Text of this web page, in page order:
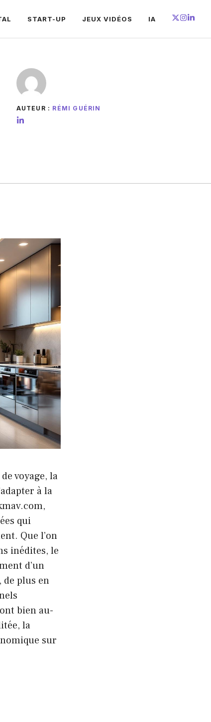
START-UP JEUX VIDÉOS IA
AUTEUR : RÉMI GUÉRIN
voyage, la
à la
qui
Que l’on
inédites, le
d’un
plus en
bien au-
la
sur